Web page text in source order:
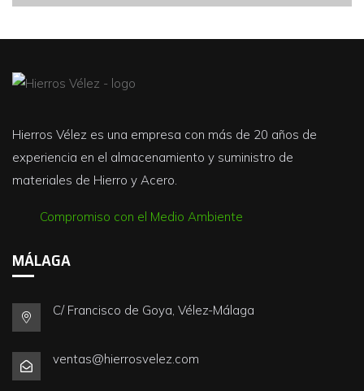
Hierros Vélez es una empresa con más de 20 años de
experiencia en el almacenamiento y suministro de
materiales de Hierro y Acero.
Compromiso con el Medio Ambiente
MÁLAGA
C/ Francisco de Goya, Vélez-Málaga
ventas@hierrosvelez.com